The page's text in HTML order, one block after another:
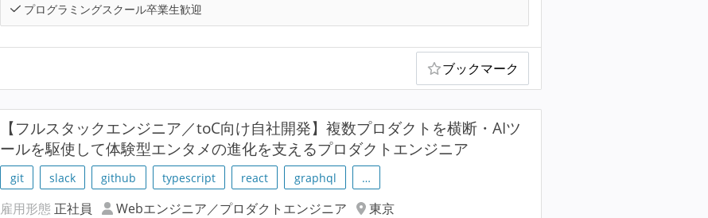
プログラミングスクール卒業生歓迎
ブックマーク
【フルスタックエンジニア／toC向け自社開発】複数プロダクトを横断・AIツ
ールを駆使して体験型エンタメの進化を支えるプロダクトエンジニア
git slack github typescript react graphql …
雇用形態 正社員 Webエンジニア／プロダクトエンジニア
東京